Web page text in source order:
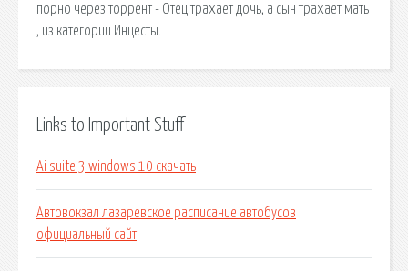
порно через торрент - Отец трахает дочь, а сын трахает мать
, из категории Инцесты.
Links to Important Stuff
Ai suite 3 windows 10 скачать
Автовокзал лазаревское расписание автобусов
официальный сайт